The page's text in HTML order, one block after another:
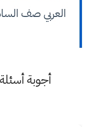
العربي صف
أجوبة